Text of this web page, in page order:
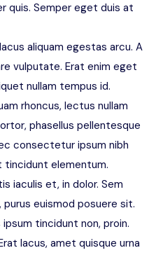
quis. Semper eget duis at
aliquam egestas arcu. A
vulputate. Erat enim eget
nullam tempus id.
rhoncus, lectus nullam
phasellus pellentesque
consectetur ipsum nibh
tincidunt elementum.
iaculis et, in dolor. Sem
euismod posuere sit.
tincidunt non, proin.
lacus, amet quisque urna